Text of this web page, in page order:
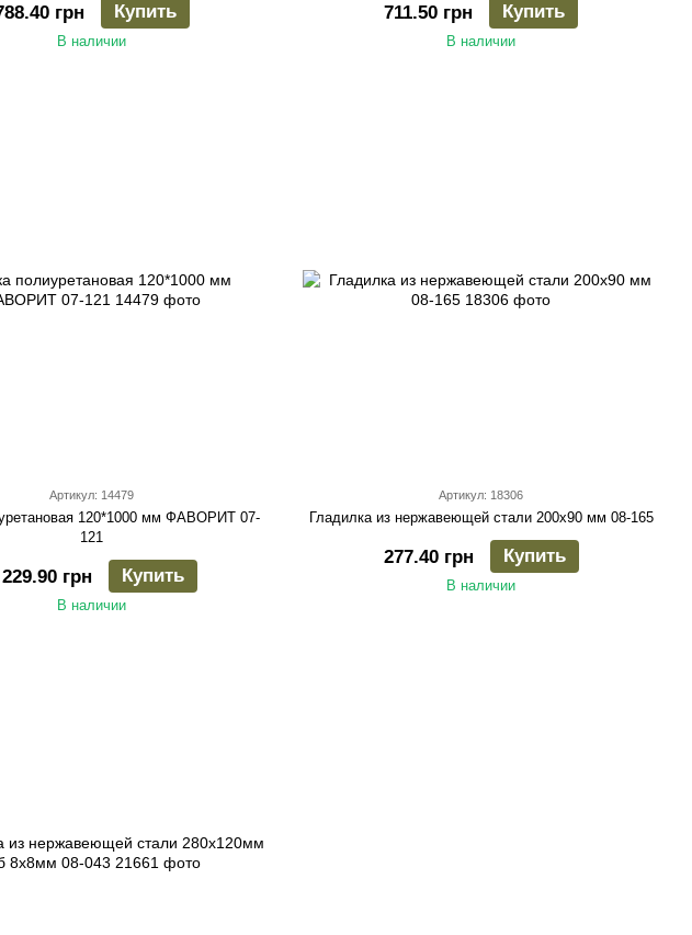
грн Купить
В наличии
711.50 грн Купить
В наличии
Артикул: 14479
120*1000 мм ФАВОРИТ 07-
121
грн Купить
В наличии
Артикул: 18306
Гладилка из нержавеющей стали 200х90 мм 08-165
277.40 грн Купить
В наличии